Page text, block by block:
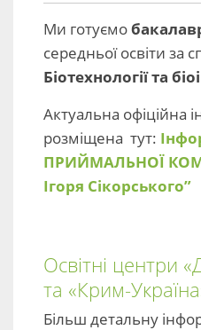
Ми готуємо
середньої освіти за
Біотехнології та
Актуальна офіційна
розміщена тут:
ПРИЙМАЛЬНОЇ
Ігоря Сікорського”
Освітні центри
та «Крим-
Більш детальну